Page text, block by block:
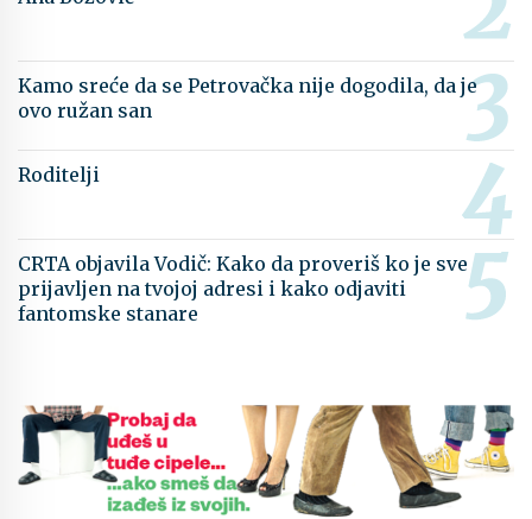
Kamo sreće da se Petrovačka nije dogodila, da je
ovo ružan san
Roditelji
CRTA objavila Vodič: Kako da proveriš ko je sve
prijavljen na tvojoj adresi i kako odjaviti
fantomske stanare